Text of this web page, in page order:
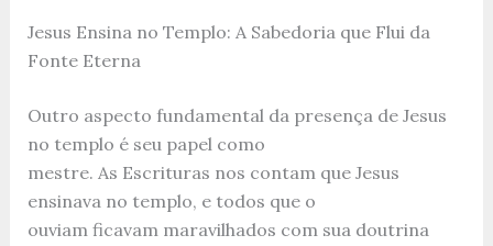
Jesus Ensina no Templo: A Sabedoria que Flui da
Fonte Eterna
Outro aspecto fundamental da presença de Jesus
no templo é seu papel como
mestre. As Escrituras nos contam que Jesus
ensinava no templo, e todos que o
ouviam ficavam maravilhados com sua doutrina